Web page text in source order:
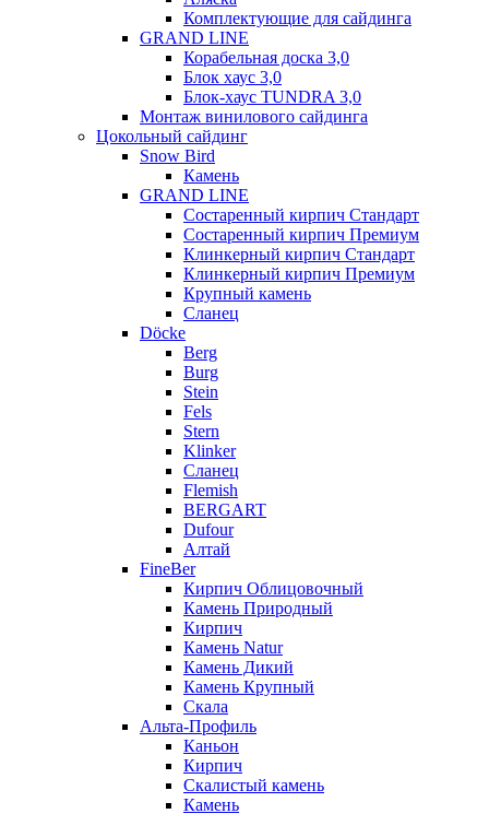
Комплектующие для сайдинга
GRAND LINE
Корабельная доска 3,0
Блок хаус 3,0
Блок-хаус TUNDRA 3,0
Монтаж винилового сайдинга
Цокольный сайдинг
Snow Bird
Камень
GRAND LINE
Состаренный кирпич Стандарт
Состаренный кирпич Премиум
Клинкерный кирпич Стандарт
Клинкерный кирпич Премиум
Крупный камень
Сланец
Döcke
Berg
Burg
Stein
Fels
Stern
Klinker
Сланец
Flemish
BERGART
Dufour
Алтай
FineBer
Кирпич Облицовочный
Камень Природный
Кирпич
Камень Natur
Камень Дикий
Камень Крупный
Скала
Альта-Профиль
Каньон
Кирпич
Скалистый камень
Камень